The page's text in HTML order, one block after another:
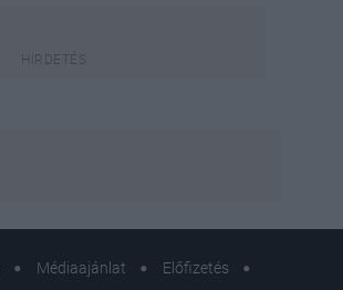
Médiaajánlat
Előfizetés